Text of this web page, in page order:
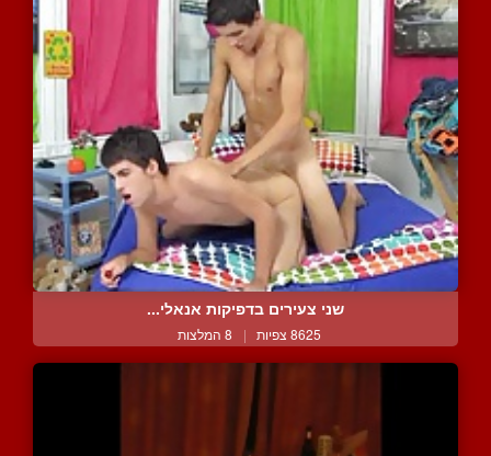
שני צעירים בדפיקות אנאלי...
8625 צפיות | 8 המלצות